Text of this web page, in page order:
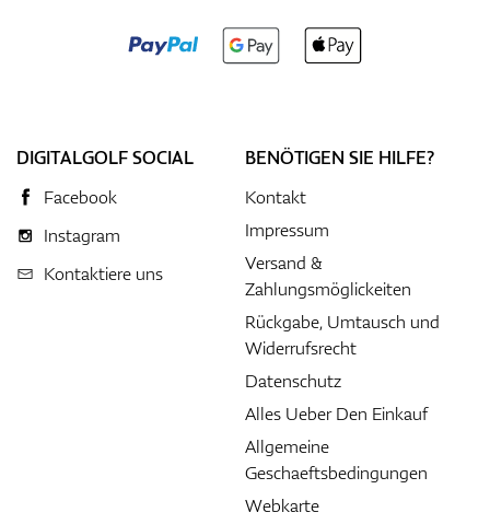
DIGITALGOLF SOCIAL
Facebook
Instagram
Kontaktiere uns
BENÖTIGEN SIE HILFE?
Kontakt
Impressum
Versand &
Zahlungsmöglickeiten
Rückgabe, Umtausch und
Widerrufsrecht
Datenschutz
Alles Ueber Den Einkauf
Allgemeine
Geschaeftsbedingungen
Webkarte